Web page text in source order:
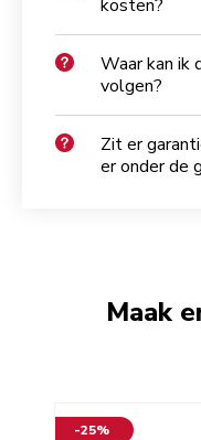
kosten?
Waar kan ik
volgen?
Zit er
er onder de
Maak
-25%